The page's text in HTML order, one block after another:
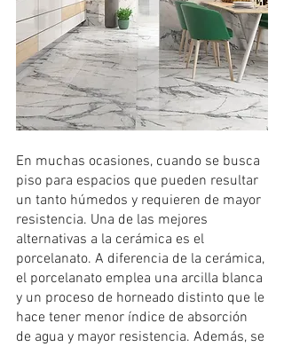
En muchas ocasiones, cuando se busca
piso para espacios que pueden resultar
un tanto húmedos y requieren de mayor
resistencia. Una de las mejores
alternativas a la cerámica es el
porcelanato. A diferencia de la cerámica,
el porcelanato emplea una arcilla blanca
y un proceso de horneado distinto que le
hace tener menor índice de absorción
de agua y mayor resistencia. Además, se